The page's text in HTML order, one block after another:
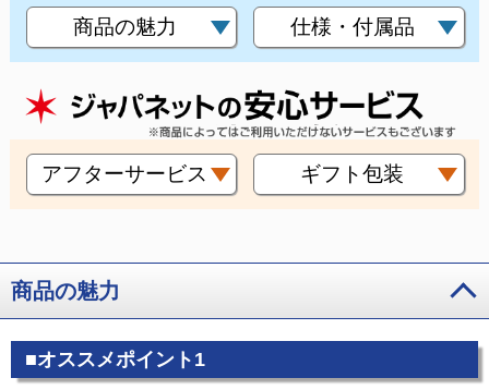
商品の魅力 仕様・付属品
アフターサービス ギフト包装
商品の魅力
■オススメポイント1